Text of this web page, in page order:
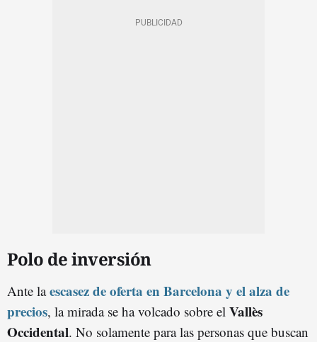
Polo de inversión
Ante laescasez de oferta en Barcelona y el alza de
precios, la mirada se ha volcado sobre el Vallès
Occidental. No solamente para las personas que buscan